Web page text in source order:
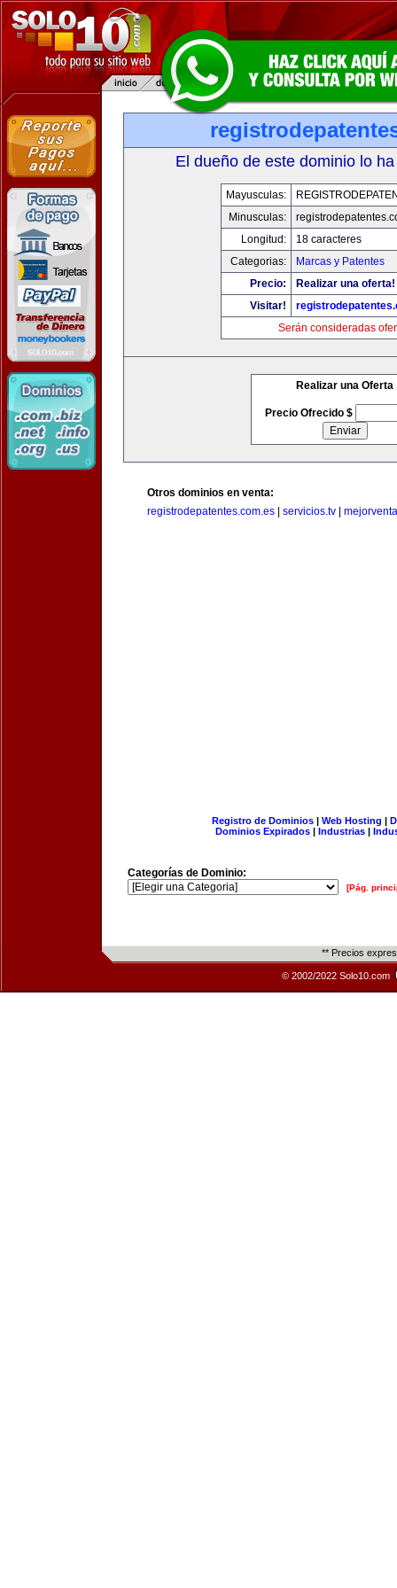
El dueño de este dominio lo
Mayusculas:
Minusculas:
Longitud:
18 caracteres
Categorias:
Marcas y Patentes
Precio:
Realizar una oferta!
Visitar!
Serán consideradas
Realizar una Oferta
Precio Ofrecido $
Otros dominios en venta:
registrodepatentes.com.es
servicios.tv
Registro de Dominios| Web Hosting |
Dominios Expirados | Industrias |
Categorías de Dominio:
[Pág.
** Precios
© 2002/2022 Solo10.com